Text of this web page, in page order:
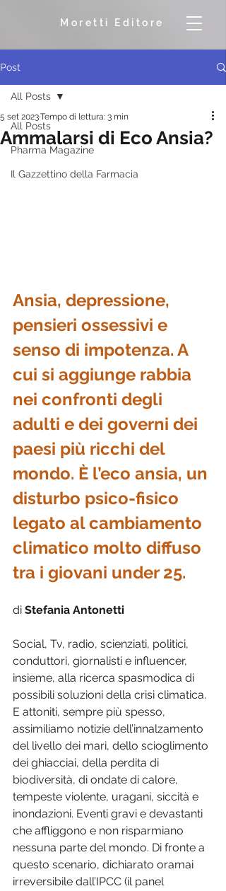
Moretti Editore
Post
All Posts
Pharma Magazine
Il Gazzettino della Farmacia
All Posts
Ammalarsi di Eco Ansia?
5 set 2023Tempo di lettura: 3 min
Ansia, depressione,
pensieri ossessivi e
senso di impotenza. A
cui si aggiunge rabbia
nei confronti degli
adulti e dei governi dei
paesi più ricchi del
mondo. È l’eco ansia, un
disturbo psico-fisico
legato al cambiamento
climatico molto diffuso
tra i giovani under 25.
di Stefania Antonetti
Social, Tv, radio, scienziati, politici,
conduttori, giornalisti e influencer,
insieme, alla ricerca spasmodica di
possibili soluzioni della crisi climatica.
E attoniti, sempre più spesso,
assimiliamo notizie dell’innalzamento
del livello dei mari, dello scioglimento
dei ghiacciai, della perdita di
biodiversità, di ondate di calore,
tempeste violente, uragani, siccità e
inondazioni. Eventi gravi e devastanti
che affliggono e non risparmiano
nessuna parte del mondo. Di fronte a
questo scenario, dichiarato oramai
irreversibile dall’IPCC (il panel